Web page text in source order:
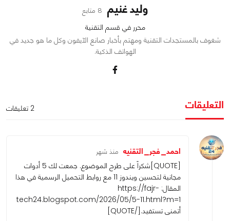
وليد غنيم 8 متابع
محرر في قسم التقنية
شغوف بالمستجدات التقنية ومهتم بأخبار صانع الآيفون وكل ما هو جديد في
الهواتف الذكية.
التعليقات 2 تعليقات
احمد_فجر_التقنيه منذ شهر
[QUOTE]شكراً على طرح الموضوع. جمعت لك 5 أدوات
مجانية لتحسين ويندوز 11 مع روابط التحميل الرسمية في هذا
المقال: https://fajr-
tech24.blogspot.com/2026/05/5-11.html?m=1
أتمنى تستفيد.[/QUOTE]